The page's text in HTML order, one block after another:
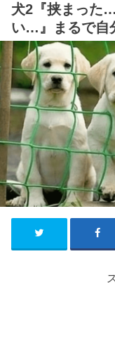
犬2『挟まった
い…』まるで自